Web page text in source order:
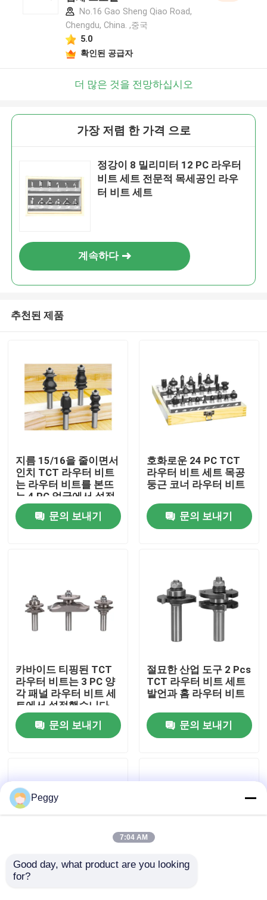
우리에 대하여
공장 여행
품질 관리
인용문을 요구하세요
스트레이트 라우터 비트
No.16 Gao Sheng Qiao Road,
Chengdu, China. ,중국
5.0
확인된 공급자
더 많은 것을 전망하십시오
가장 저렴 한 가격 으로
정강이 8 밀리미터 12 PC 라우터
비트 세트 전문적 목세공인 라우
터 비트 세트
계속하다
추천된 제품
지름 15/16을 줄이면서
인치 TCT 라우터 비트
는 라우터 비트를 본뜨
는 4 PC 얼굴에서 설정
했습니다
문의 보내기
호화로운 24 PC TCT
라우터 비트 세트 목공
둥근 코너 라우터 비트
문의 보내기
카바이드 티핑된 TCT
라우터 비트는 3 PC 양
각 패널 라우터 비트 세
트에서 설정했습니다
문의 보내기
절묘한 산업 도구 2 Pcs
TCT 라우터 비트 세트
발언과 홈 라우터 비트
문의 보내기
검은 4 PC 만곡형 라우
Peggy
7:04 AM
Good day, what product are you looking
for?